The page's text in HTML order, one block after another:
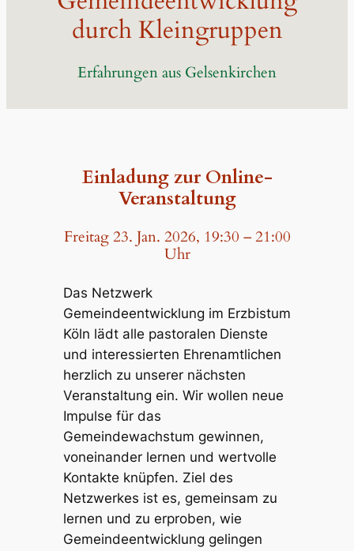
durch Kleingruppen
Erfahrungen aus Gelsenkirchen
Einladung zur Online-
Veranstaltung
Freitag 23. Jan. 2026, 19:30 – 21:00
Uhr
Das Netzwerk
Gemeindeentwicklung im Erzbistum
Köln lädt alle pastoralen Dienste
und interessierten Ehrenamtlichen
herzlich zu unserer nächsten
Veranstaltung ein. Wir wollen neue
Impulse für das
Gemeindewachstum gewinnen,
voneinander lernen und wertvolle
Kontakte knüpfen. Ziel des
Netzwerkes ist es, gemeinsam zu
lernen und zu erproben, wie
Gemeindeentwicklung gelingen